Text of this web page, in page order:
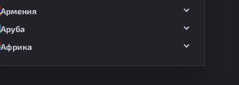
Армения
Аруба
Африка